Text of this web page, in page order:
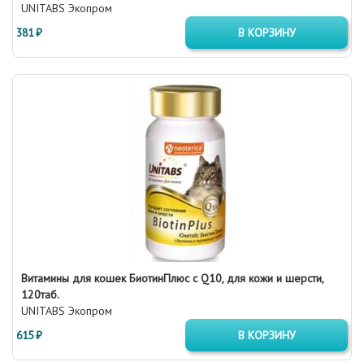
UNITABS Экопром
381 ₽
В КОРЗИНУ
Витамины для кошек БиотинПлюс с Q10, для кожи и шерсти,
120таб.
UNITABS Экопром
615 ₽
В КОРЗИНУ